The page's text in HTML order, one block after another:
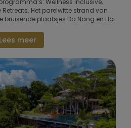
Wellness Inclusive,
Retreats. Het parelwitte strand van
bruisende plaatsjes Da Nang en Hoi
Lees meer